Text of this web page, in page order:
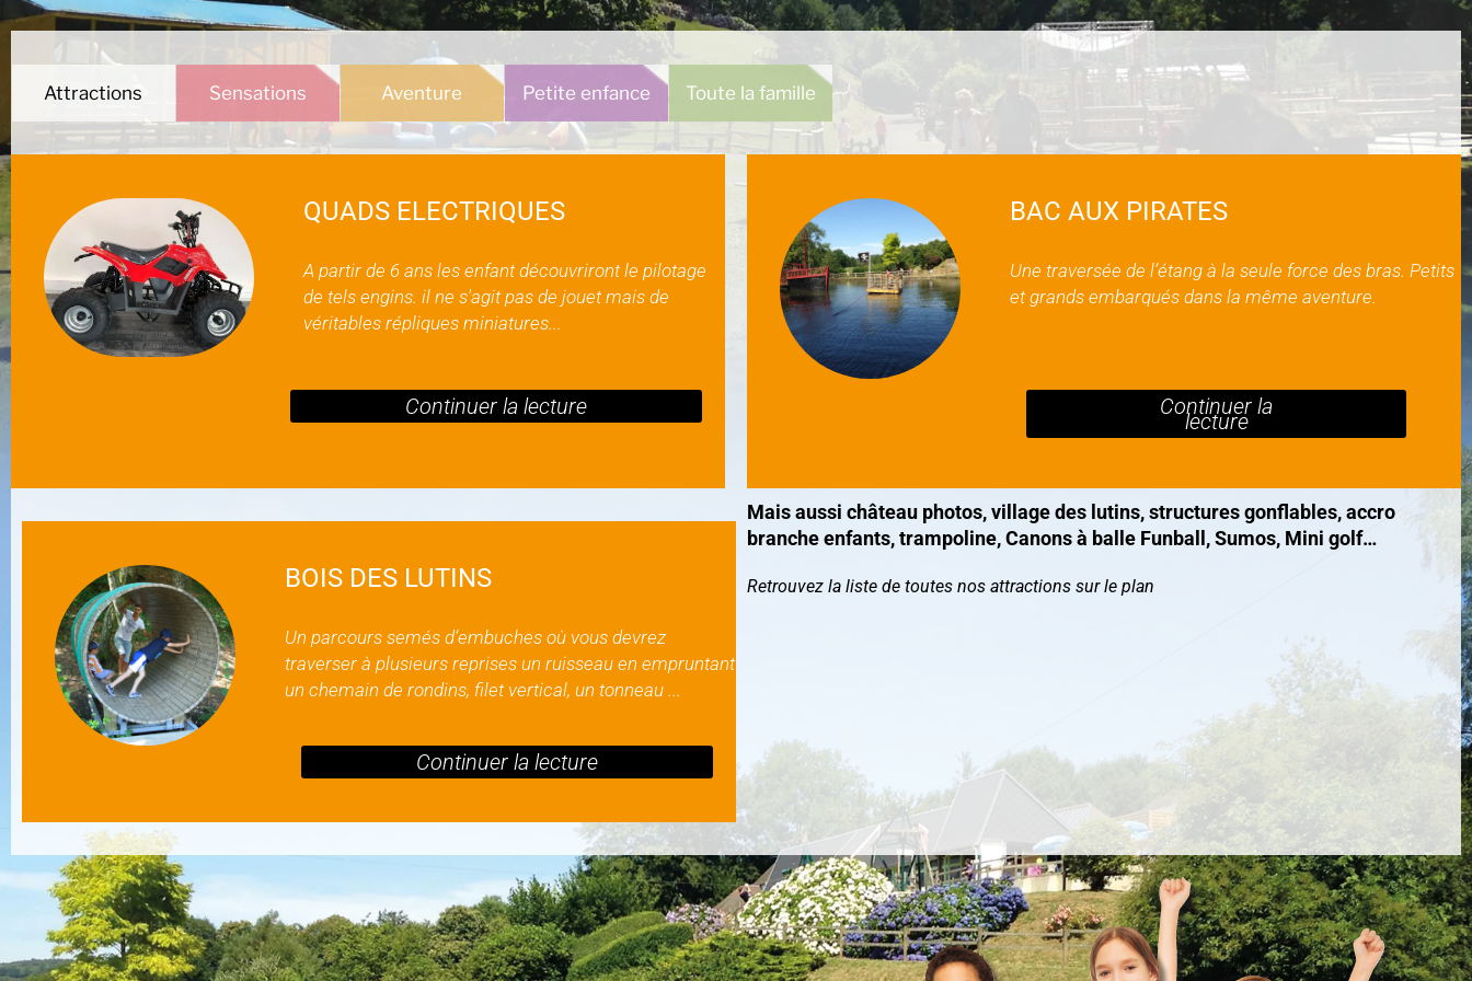
Attractions Sensations Aventure Petite enfance Toute la famille
QUADS ELECTRIQUES
A partir de 6 ans les enfant découvriront le pilotage
de tels engins. il ne s'agit pas de jouet mais de
véritables répliques miniatures...
Continuer la lecture
BAC AUX PIRATES
Une traversée de l’étang à la seule force des bras. Petits
et grands embarqués dans la même aventure.
Continuer la
lecture
BOIS DES LUTINS
Un parcours semés d’embuches où vous devrez
traverser à plusieurs reprises un ruisseau en empruntant
un chemain de rondins, filet vertical, un tonneau ...
Continuer la lecture
Mais aussi château photos, village des lutins, structures gonflables, accro
branche enfants, trampoline, Canons à balle Funball, Sumos, Mini golf…
Retrouvez la liste de toutes nos attractions sur le plan